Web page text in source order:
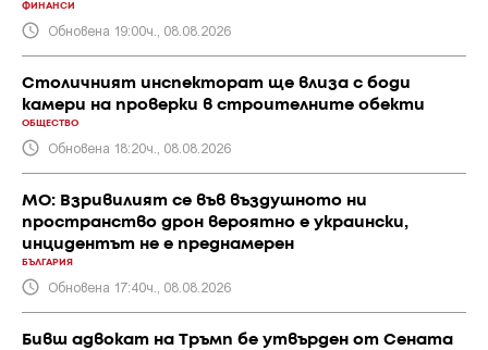
ФИНАНСИ
Обновена 19:00ч., 08.08.2026
Столичният инспекторат ще влиза с боди
камери на проверки в строителните обекти
ОБЩЕСТВО
Обновена 18:20ч., 08.08.2026
МО: Взривилият се във въздушното ни
пространство дрон вероятно е украински,
инцидентът не е преднамерен
БЪЛГАРИЯ
Обновена 17:40ч., 08.08.2026
Бивш адвокат на Тръмп бе утвърден от Сената